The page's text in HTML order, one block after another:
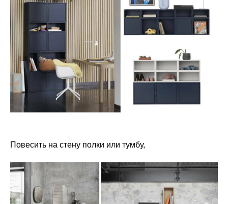
Повесить на стену полки или тумбу,